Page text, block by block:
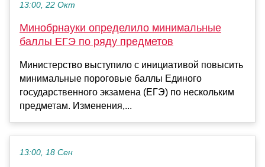
13:00, 22 Окт
Минобрнауки определило минимальные
баллы ЕГЭ по ряду предметов
Министерство выступило с инициативой повысить
минимальные пороговые баллы Единого
государственного экзамена (ЕГЭ) по нескольким
предметам. Изменения,...
13:00, 18 Сен